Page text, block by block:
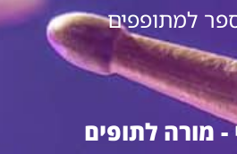
למתופפים
מורה לתופים